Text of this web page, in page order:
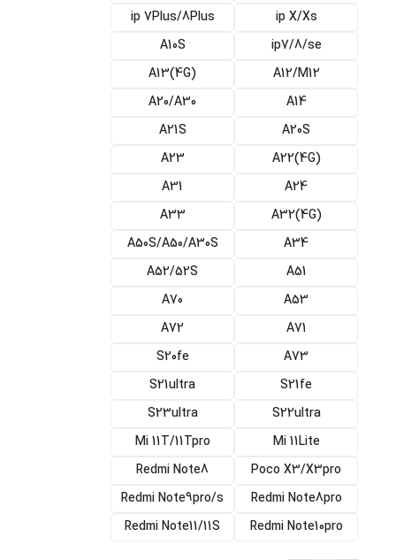
ip X/Xs
ip 7Plus/8Plus
ip7/8/se
A10S
A12/M12
(A13(4G
A14
A20/A30
A20S
A21S
(4G)A22
A23
A24
A31
(A32(4G
A33
A34
A50S/A50/A30S
A51
A52/52S
A53
A70
A71
A72
A73
S20fe
S21fe
S21ultra
S22ultra
S23ultra
Mi 11Lite
Mi 11T/11Tpro
Poco X3/X3pro
Redmi Note8
Redmi Note8pro
Redmi Note9pro/s
Redmi Note10pro
Redmi Note11/11S